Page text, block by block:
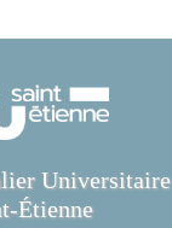
Universitaire
Étienne